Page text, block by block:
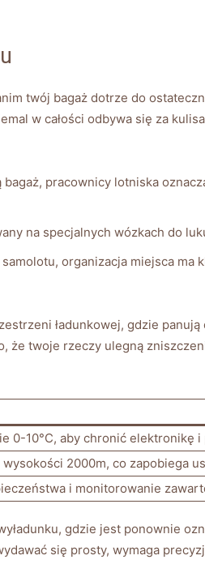
twój bagaż dotrze ‌do
w⁣ całości⁤ odbywa się za
pracownicy lotniska
na specjalnych wózkach do
organizacja miejsca
ładunkowej, gdzie⁢
że twoje rzeczy ulegną
0-10°C, aby chronić elektronikę i
2000m, ​co zapobiega
​i monitorowanie​
gdzie⁢ jest ponownie
się prosty, wymaga